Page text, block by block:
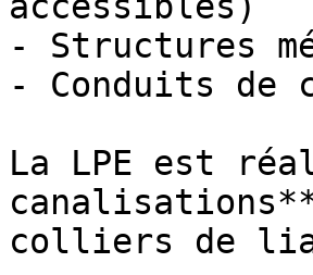
- Structures
- Conduits de
La LPE est
colliers de